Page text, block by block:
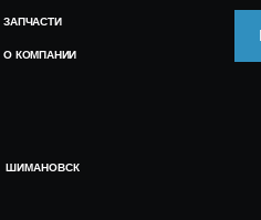
ЗАПЧАСТИ
О КОМПАНИИ
ШИМАНОВСК